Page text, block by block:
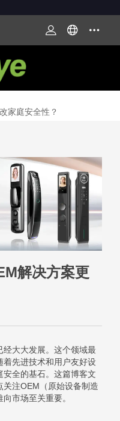
家庭安全性？
解决方案更